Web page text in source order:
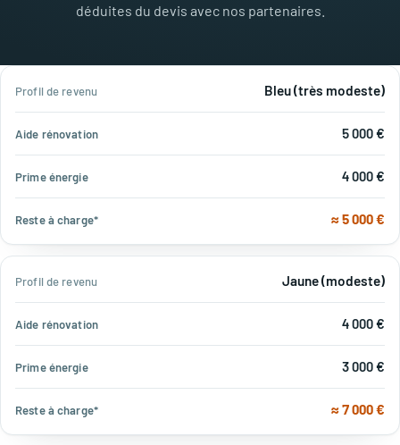
déduites du devis avec nos partenaires.
Profil
revenu
rénovation
énergie
Reste à
charge*
Bleu (très modeste)
5 000 €
4 000 €
≈ 5 000 €
Jaune (modeste)
4 000 €
3 000 €
≈ 7 000 €